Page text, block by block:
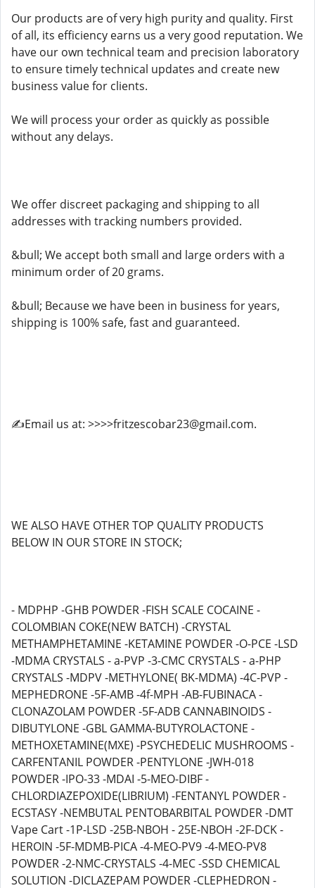
Our products are of very high purity and quality. First
of all, its efficiency earns us a very good reputation. We
have our own technical team and precision laboratory
to ensure timely technical updates and create new
business value for clients.
We will process your order as quickly as possible
without any delays.
We offer discreet packaging and shipping to all
addresses with tracking numbers provided.
&bull; We accept both small and large orders with a
minimum order of 20 grams.
&bull; Because we have been in business for years,
shipping is 100% safe, fast and guaranteed.
✍️Email us at: >>>>fritzescobar23@gmail.com.
WE ALSO HAVE OTHER TOP QUALITY PRODUCTS
BELOW IN OUR STORE IN STOCK;
- MDPHP -GHB POWDER -FISH SCALE COCAINE -
COLOMBIAN COKE(NEW BATCH) -CRYSTAL
METHAMPHETAMINE -KETAMINE POWDER -O-PCE -LSD
-MDMA CRYSTALS - a-PVP -3-CMC CRYSTALS - a-PHP
CRYSTALS -MDPV -METHYLONE( BK-MDMA) -4C-PVP -
MEPHEDRONE -5F-AMB -4f-MPH -AB-FUBINACA -
CLONAZOLAM POWDER -5F-ADB CANNABINOIDS -
DIBUTYLONE -GBL GAMMA-BUTYROLACTONE -
METHOXETAMINE(MXE) -PSYCHEDELIC MUSHROOMS -
CARFENTANIL POWDER -PENTYLONE -JWH-018
POWDER -IPO-33 -MDAI -5-MEO-DIBF -
CHLORDIAZEPOXIDE(LIBRIUM) -FENTANYL POWDER -
ECSTASY -NEMBUTAL PENTOBARBITAL POWDER -DMT
Vape Cart -1P-LSD -25B-NBOH - 25E-NBOH -2F-DCK -
HEROIN -5F-MDMB-PICA -4-MEO-PV9 -4-MEO-PV8
POWDER -2-NMC-CRYSTALS -4-MEC -SSD CHEMICAL
SOLUTION -DICLAZEPAM POWDER -CLEPHEDRON -